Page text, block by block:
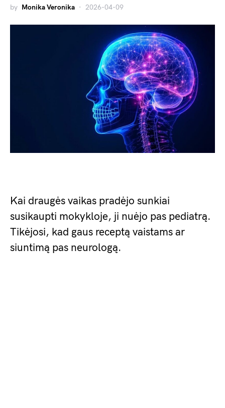
by Monika Veronika 2026-04-09
Kai draugės vaikas pradėjo sunkiai
susikaupti mokykloje, ji nuėjo pas pediatrą.
Tikėjosi, kad gaus receptą vaistams ar
siuntimą pas neurologą.